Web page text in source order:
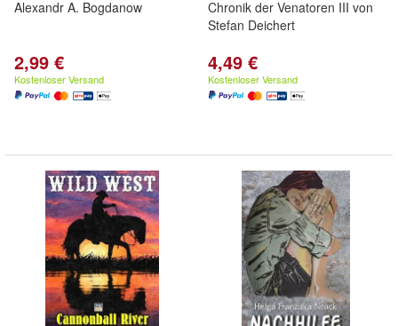
Alexandr A. Bogdanow
2,99 €
Kostenloser Versand
Chronik der Venatoren III von
Stefan Deichert
4,49 €
Kostenloser Versand